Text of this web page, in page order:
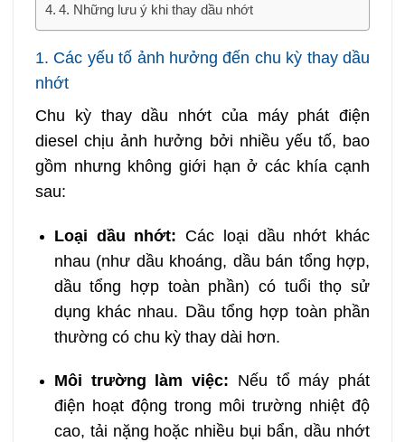
4. Những lưu ý khi thay dầu nhớt
1. Các yếu tố ảnh hưởng đến chu kỳ thay dầu
nhớt
Chu kỳ thay dầu nhớt của máy phát điện
diesel chịu ảnh hưởng bởi nhiều yếu tố, bao
gồm nhưng không giới hạn ở các khía cạnh
sau:
Loại dầu nhớt: Các loại dầu nhớt khác
nhau (như dầu khoáng, dầu bán tổng hợp,
dầu tổng hợp toàn phần) có tuổi thọ sử
dụng khác nhau. Dầu tổng hợp toàn phần
thường có chu kỳ thay dài hơn.
Môi trường làm việc: Nếu tổ máy phát
điện hoạt động trong môi trường nhiệt độ
cao, tải nặng hoặc nhiều bụi bẩn, dầu nhớt